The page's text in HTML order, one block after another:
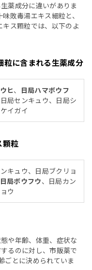
薬成分に違いがありま
味敗毒湯エキス細粒と、
キス顆粒では、以下のよ
粒に含まれる生薬成分
ヒ、 日局ハマボウフ
局センキュウ、日局シ
イガイ
顆粒
キュウ、日局ブクリョ
日局ボウフウ、日局カン
ウ
や年齢、体重、症状な
るのに対し、市販薬で
ごとに決められていま